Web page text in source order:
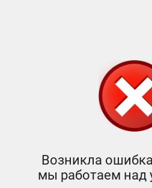
Возникла
мы работаем над